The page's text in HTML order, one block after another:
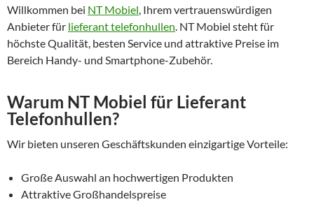
Willkommen bei NT Mobiel, Ihrem vertrauenswürdigen
Anbieter für lieferant telefonhullen. NT Mobiel steht für
höchste Qualität, besten Service und attraktive Preise im
Bereich Handy- und Smartphone-Zubehör.
Warum NT Mobiel für Lieferant
Telefonhullen?
Wir bieten unseren Geschäftskunden einzigartige Vorteile:
Große Auswahl an hochwertigen Produkten
Attraktive Großhandelspreise